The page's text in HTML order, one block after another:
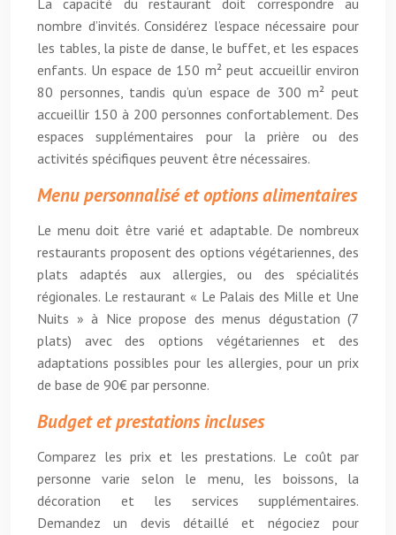
La capacité du restaurant doit correspondre au
nombre d’invités. Considérez l’espace nécessaire pour
les tables, la piste de danse, le buffet, et les espaces
enfants. Un espace de 150 m² peut accueillir environ
80 personnes, tandis qu’un espace de 300 m² peut
accueillir 150 à 200 personnes confortablement. Des
espaces supplémentaires pour la prière ou des
activités spécifiques peuvent être nécessaires.
Menu personnalisé et options alimentaires
Le menu doit être varié et adaptable. De nombreux
restaurants proposent des options végétariennes, des
plats adaptés aux allergies, ou des spécialités
régionales. Le restaurant « Le Palais des Mille et Une
Nuits » à Nice propose des menus dégustation (7
plats) avec des options végétariennes et des
adaptations possibles pour les allergies, pour un prix
de base de 90€ par personne.
Budget et prestations incluses
Comparez les prix et les prestations. Le coût par
personne varie selon le menu, les boissons, la
décoration et les services supplémentaires.
Demandez un devis détaillé et négociez pour